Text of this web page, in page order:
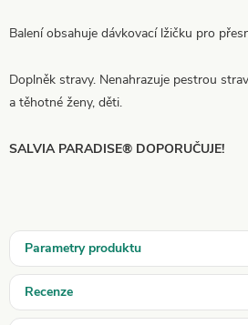
Balení obsahuje dávkovací lžičku pro
Doplněk stravy. Nenahrazuje pestrou
a těhotné ženy, děti.
SALVIA PARADISE® DOPORUČUJE!
Parametry produktu
Recenze